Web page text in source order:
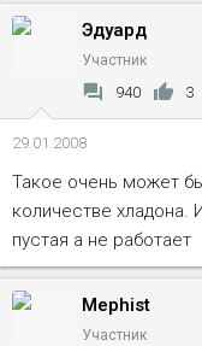
Эдуард
Участник
940 3
29.01.2008
Такое очень может
количестве
пустая а не работает
Mephist
Участник